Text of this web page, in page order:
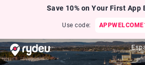
Save 10% on Your First App
Use code: